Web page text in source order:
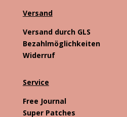
Versand
Versand durch GLS
Bezahlmöglichkeiten
Widerruf
Service
Free Journal
Super Patches